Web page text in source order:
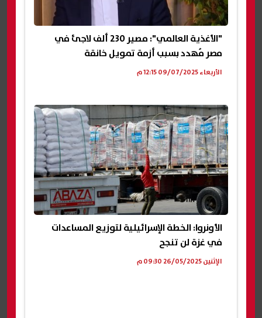
"الأغذية العالمي": مصير 230 ألف لاجئ في
مصر مُهدد بسبب أزمة تمويل خانقة
الأربعاء 09/07/2025 12:15 م
الأونروا: الخطة الإسرائيلية لتوزيع المساعدات
في غزة لن تنجح
الإثنين 26/05/2025 09:30 م